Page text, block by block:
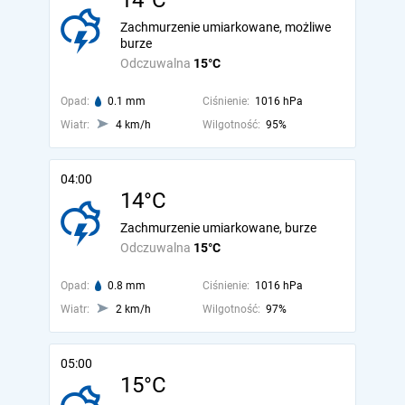
Odczuwalna 15°C
Zachmurzenie umiarkowane, możliwe
burze
Opad: 0.1 mm Ciśnienie: 1016 hPa
Wiatr:
4 km/h Wilgotność: 95%
04:00
14°C
Odczuwalna 15°C
Zachmurzenie umiarkowane, burze
Opad: 0.8 mm Ciśnienie: 1016 hPa
Wiatr:
2 km/h Wilgotność: 97%
05:00
15°C